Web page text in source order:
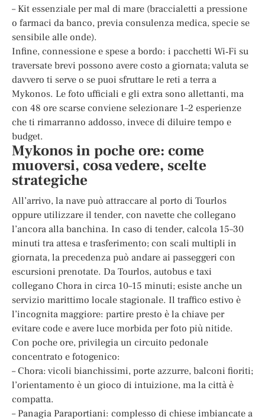
– Kit essenziale per mal di mare (braccialetti a pressione
o farmaci da banco, previa consulenza medica, specie se
sensibile alle onde).
Infine, connessione e spese a bordo: i pacchetti Wi‑Fi su
traversate brevi possono avere costo a giornata; valuta se
davvero ti serve o se puoi sfruttare le reti a terra a
Mykonos. Le foto ufficiali e gli extra sono allettanti, ma
con 48 ore scarse conviene selezionare 1–2 esperienze
che ti rimarranno addosso, invece di diluire tempo e
budget.
Mykonos in poche ore: come
muoversi, cosa vedere, scelte
strategiche
All’arrivo, la nave può attraccare al porto di Tourlos
oppure utilizzare il tender, con navette che collegano
l’ancora alla banchina. In caso di tender, calcola 15–30
minuti tra attesa e trasferimento; con scali multipli in
giornata, la precedenza può andare ai passeggeri con
escursioni prenotate. Da Tourlos, autobus e taxi
collegano Chora in circa 10–15 minuti; esiste anche un
servizio marittimo locale stagionale. Il traffico estivo è
l’incognita maggiore: partire presto è la chiave per
evitare code e avere luce morbida per foto più nitide.
Con poche ore, privilegia un circuito pedonale
concentrato e fotogenico:
– Chora: vicoli bianchissimi, porte azzurre, balconi fioriti;
l’orientamento è un gioco di intuizione, ma la città è
compatta.
– Panagia Paraportiani: complesso di chiese imbiancate a